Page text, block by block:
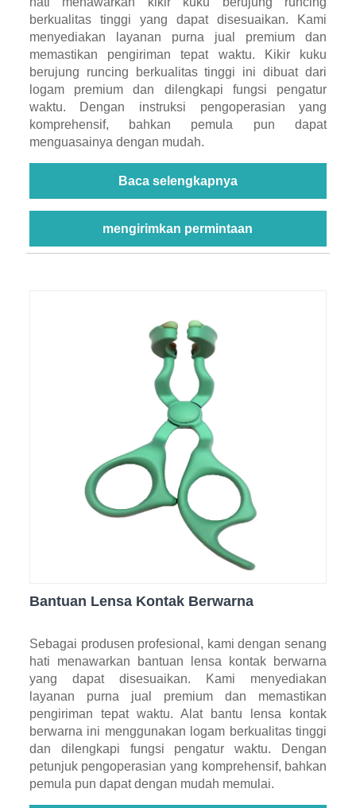
berkualitas tinggi yang dapat disesuaikan. Kami
menyediakan layanan purna jual premium dan
memastikan pengiriman tepat waktu. Kikir kuku
berujung runcing berkualitas tinggi ini dibuat dari
logam premium dan dilengkapi fungsi pengatur
waktu. Dengan instruksi pengoperasian yang
komprehensif, bahkan pemula pun dapat
menguasainya dengan mudah.
Baca selengkapnya
mengirimkan permintaan
Bantuan Lensa Kontak Berwarna
Sebagai produsen profesional, kami dengan senang
hati menawarkan bantuan lensa kontak berwarna
yang dapat disesuaikan. Kami menyediakan
layanan purna jual premium dan memastikan
pengiriman tepat waktu. Alat bantu lensa kontak
berwarna ini menggunakan logam berkualitas tinggi
dan dilengkapi fungsi pengatur waktu. Dengan
petunjuk pengoperasian yang komprehensif, bahkan
pemula pun dapat dengan mudah memulai.